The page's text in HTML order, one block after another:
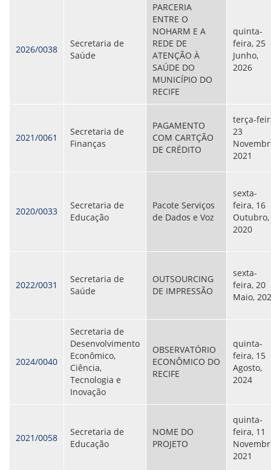
2026/0038
Secretaria de
Saúde
PARCERIA
ENTRE O
NOHARM E A
REDE DE
ATENÇÃO À
SAÚDE DO
MUNICÍPIO DO
RECIFE
quinta-
feira, 25
Junho,
2026
2021/0061
Secretaria de
Finanças
PAGAMENTO
COM CARTÇÃO
DE CRÉDITO
terça-
23
2021
2020/0033
Secretaria de
Educação
Pacote Serviços
de Dados e Voz
sexta-
feira, 16
Outubro,
2020
2022/0031
Secretaria de
Saúde
OUTSOURCING
DE IMPRESSÃO
sexta-
feira, 20
Maio,
2024/0040
Secretaria de
Desenvolvimento
Econômico,
Ciência,
Tecnologia e
Inovação
OBSERVATÓRIO
ECONÔMICO DO
RECIFE
quinta-
feira, 15
Agosto,
2024
2021/0058
Secretaria de
Educação
NOME DO
PROJETO
quinta-
feira, 11
2021